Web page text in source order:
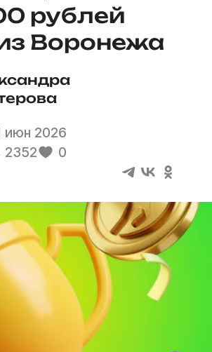
рублей
Воронежа
июн 2026
2352
0